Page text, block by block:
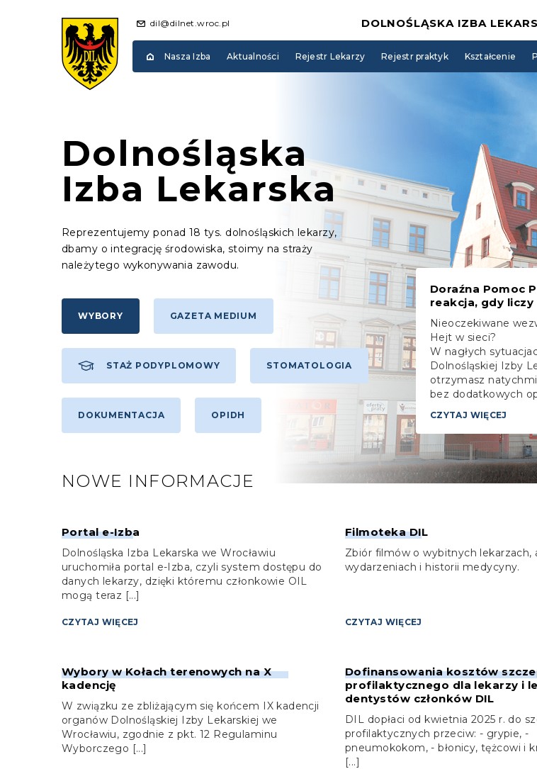
dil@dilnet.wroc.pl DOLNOŚLĄSKA IZBA
Nasza Izba Aktualności Rejestr Lekarzy Rejestr praktyk Kształcenie
Dolnośląska
Izba Lekarska
Reprezentujemy ponad 18 tys. dolnośląskich lekarzy,
dbamy o integrację środowiska, stoimy na straży
należytego wykonywania zawodu.
WYBORY GAZETA MEDIUM
STAŻ PODYPLOMOWY STOMATOLOGIA
DOKUMENTACJA OPIDH
Doraźna Pomoc
reakcja, gdy liczy
Nieoczekiwane
Hejt w sieci?
W nagłych
Dolnośląskiej Izby
otrzymasz
bez dodatkowych
CZYTAJ WIĘCEJ
NOWE INFORMACJE
Portal e-Izba
Dolnośląska Izba Lekarska we Wrocławiu
uruchomiła portal e-Izba, czyli system dostępu do
danych lekarzy, dzięki któremu członkowie OIL
mogą teraz [...]
CZYTAJ WIĘCEJ
Filmoteka DIL
Zbiór filmów o wybitnych lekarzach,
wydarzeniach i historii medycyny.
CZYTAJ WIĘCEJ
Wybory w Kołach terenowych na X
kadencję
W związku ze zbliżającym się końcem IX kadencji
organów Dolnośląskiej Izby Lekarskiej we
Wrocławiu, zgodnie z pkt. 12 Regulaminu
Wyborczego [...]
Dofinansowania kosztów
profilaktycznego dla lekarzy i
dentystów członków DIL
DIL dopłaci od kwietnia 2025 r. do
profilaktycznych przeciw: - grypie, -
pneumokokom, - błonicy, tężcowi i
[...]